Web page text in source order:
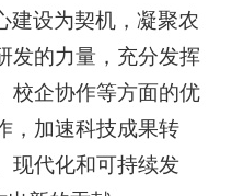
建设为契机，凝聚农
发的力量，充分发挥
校企协作等方面的优
，加速科技成果转
现代化和可持续发